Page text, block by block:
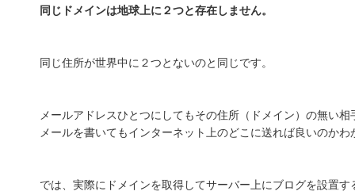
同じドメインは地球上に２つと存在しません。
同じ住所が世界中に２つとないのと同じです。
メールアドレスひとつにしてもその住所（ドメイン）の無い相
メールを書いてもインターネット上のどこに送れば良いのか
では、実際にドメインを取得してサーバー上にブログを設置す